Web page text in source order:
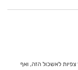
כתבתי פוסט הבוקר אחרי עיון במודלים, ויש כבר 160 צפיות לאשכול הזה, ואף